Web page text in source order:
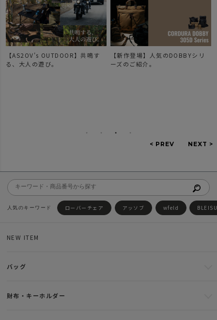
【AS2OV's OUTDOOR】共鳴す
る、大人の遊び。
【新作登場】人気のDOBBYシリ
ーズのご紹介。
ローバーチェア アッソブ wfeld
NEW ITEM
バッグ
財布・キーホルダー